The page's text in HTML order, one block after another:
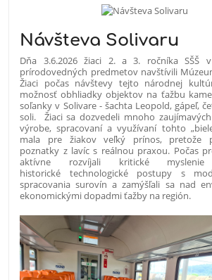
Návšteva Solivaru
Dňa 3.6.2026 žiaci 2. a 3. ročníka SŠŠ
prírodovedných predmetov navštívili
Žiaci počas návštevy tejto národnej
možnosť obhliadky objektov na ťažbu
soľanky v Solivare - šachta Leopold, gápeľ,
soli. Žiaci sa dozvedeli mnoho
výrobe, spracovaní a využívaní tohto
mala pre žiakov veľký prínos, pretože
poznatky z lavíc s reálnou praxou. Počas
aktívne rozvíjali kritické
historické technologické postupy s
spracovania surovín a zamýšľali sa nad
ekonomickými dopadmi ťažby na región.